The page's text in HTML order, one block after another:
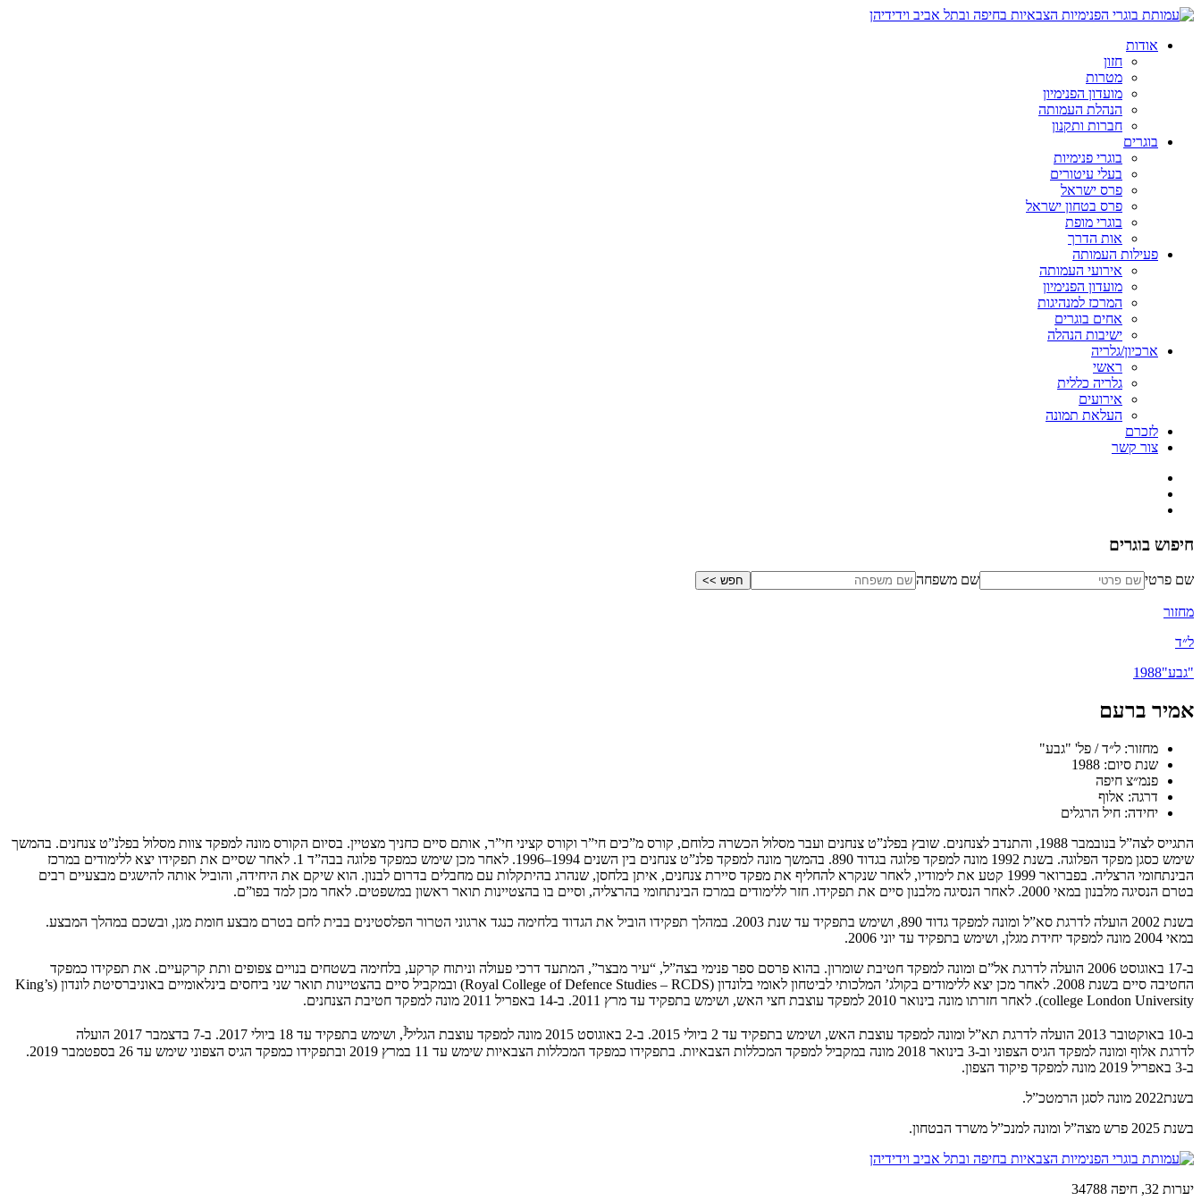
אודות
חזון
מטרות
מועדון הפנימיון
הנהלת העמותה
חברות ותקנון
בוגרים
בוגרי פנימיות
בעלי עיטורים
פרס ישראל
פרס בטחון ישראל
בוגרי מופת
אות הדרך
פעילות העמותה
אירועי העמותה
מועדון הפנימיון
המרכז למנהיגות
אחים בוגרים
ישיבות הנהלה
ארכיון/גלריה
ראשי
גלריה כללית
אירועים
העלאת תמונה
לזכרם
צור קשר
חיפוש בוגרים
שם פרטי שם משפחה
מחזור
ל״ד
"גבע"1988
אמיר ברעם
מחזור: ל״ד / פל' "גבע"
שנת סיום: 1988
פנמ״צ חיפה
דרגה: אלוף
יחידה: חיל הרגלים
התגייס לצה”ל בנובמבר 1988, והתנדב לצנחנים. שובץ בפלנ”ט צנחנים ועבר מסלול הכשרה כלוחם, קורס מ”כים חי”ר וקורס קציני חי”ר, אותם סיים כחניך מצטיין. בסיום הקורס מונה למפקד צוות מסלול בפלנ”ט צנחנים. בהמשך
שימש כסגן מפקד הפלוגה. בשנת 1992 מונה למפקד פלוגה בגדוד 890. בהמשך מונה למפקד פלנ”ט צנחנים בין השנים 1994–1996. לאחר מכן שימש כמפקד פלוגה בבה”ד 1. לאחר שסיים את תפקידו יצא ללימודים במרכז
הבינתחומי הרצליה. בפברואר 1999 קטע את לימודיו, לאחר שנקרא להחליף את מפקד סיירת צנחנים, איתן בלחסן, שנהרג בהיתקלות עם מחבלים בדרום לבנון. הוא שיקם את היחידה, והוביל אותה להישגים מבצעיים רבים
בטרם הנסיגה מלבנון במאי 2000. לאחר הנסיגה מלבנון סיים את תפקידו. חזר ללימודים במרכז הבינתחומי בהרצליה, וסיים בו בהצטיינות תואר ראשון במשפטים. לאחר מכן למד בפו”ם.
בשנת 2002 הועלה לדרגת סא”ל ומונה למפקד גדוד 890, ושימש בתפקיד עד שנת 2003. במהלך תפקידו הוביל את הגדוד בלחימה כנגד ארגוני הטרור הפלסטינים בבית לחם בטרם מבצע חומת מגן, ובשכם במהלך המבצע.
במאי 2004 מונה למפקד יחידת מגלן, ושימש בתפקיד עד יוני 2006.
ב-17 באוגוסט 2006 הועלה לדרגת אל”ם ומונה למפקד חטיבת שומרון. בהוא פרסם ספר פנימי בצה”ל, “עיר מבצר”, המתעד דרכי פעולה וניתוח קרקע, בלחימה בשטחים בנויים צפופים ותת קרקעיים. את תפקידו כמפקד
החטיבה סיים בשנת 2008. לאחר מכן יצא ללימודים בקולג’ המלכותי לביטחון לאומי בלונדון (Royal College of Defence Studies – RCDS) ובמקביל סיים בהצטיינות תואר שני ביחסים בינלאומיים באוניברסיטת לונדון (King’s
college London University). לאחר חזרתו מונה בינואר 2010 למפקד עוצבת חצי האש, ושימש בתפקיד עד מרץ 2011. ב-14 באפריל 2011 מונה למפקד חטיבת הצנחנים.
ב-10 באוקטובר 2013 הועלה לדרגת תא”ל ומונה למפקד עוצבת האש, ושימש בתפקיד עד 2 ביולי 2015. ב-2 באוגוסט 2015 מונה למפקד עוצבת הגליל [
, ושימש בתפקיד עד 18 ביולי 2017. ב-7 בדצמבר 2017 הועלה
לדרגת אלוף ומונה למפקד הגיס הצפוני וב-3 בינואר 2018 מונה במקביל למפקד המכללות הצבאיות. בתפקידו כמפקד המכללות הצבאיות שימש עד 11 במרץ 2019 ובתפקידו כמפקד הגיס הצפוני שימש עד 26 בספטמבר 2019.
ב-3 באפריל 2019 מונה למפקד פיקוד הצפון.
בשנת2022 מונה לסגן הרמטכ”ל.
בשנת 2025 פרש מצה”ל ומונה למנכ”ל משרד הבטחון.
יערות 32, חיפה 34788